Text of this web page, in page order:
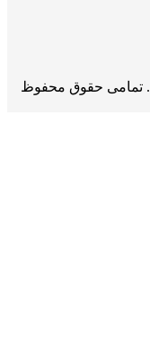
. تمامی حقوق محفوظ